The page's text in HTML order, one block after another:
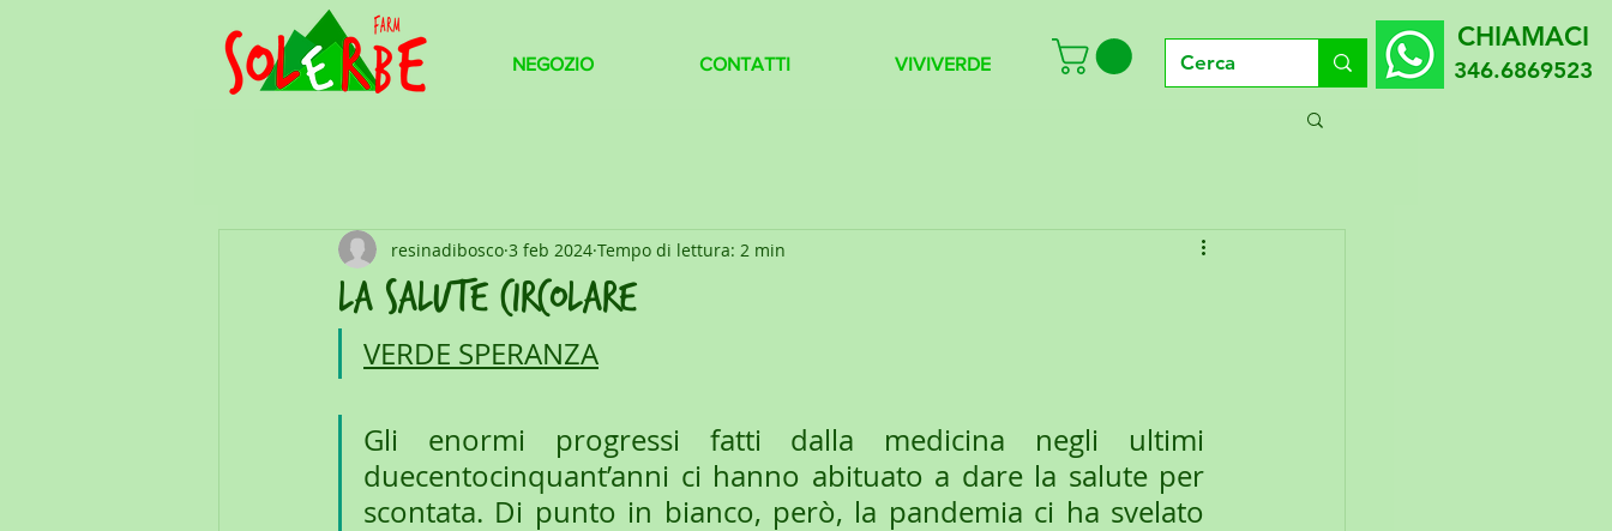
CHIAMACI
346.6869523
NEGOZIO CONTATTI VIVIVERDE
la salute circolare
resinadibosco 3 feb 2024 Tempo di lettura: 2 min
VERDE SPERANZA
Gli enormi progressi fatti dalla medicina negli ultimi
duecentocinquant’anni ci hanno abituato a dare la salute per
scontata. Di punto in bianco, però, la pandemia ci ha svelato